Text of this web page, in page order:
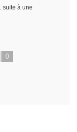
suite à une
0